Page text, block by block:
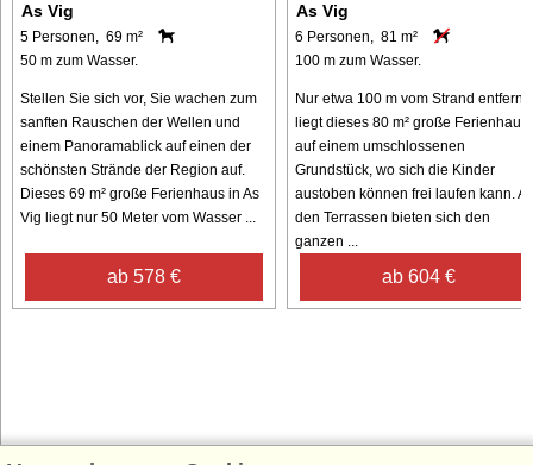
As Vig
5 Personen, 69 m²
50 m zum Wasser.
Stellen Sie sich vor, Sie wachen zum
sanften Rauschen der Wellen und
einem Panoramablick auf einen der
schönsten Strände der Region auf.
Dieses 69 m² große Ferienhaus in As
Vig liegt nur 50 Meter vom Wasser ...
ab 578 €
As Vig
6 Personen, 81 m²
100 m zum Wasser.
Nur etwa 100 m vom Strand entfernt
liegt dieses 80 m² große Ferienhaus
auf einem umschlossenen
Grundstück, wo sich die Kinder
austoben können frei laufen kann.
den Terrassen bieten sich den
ganzen ...
ab 604 €